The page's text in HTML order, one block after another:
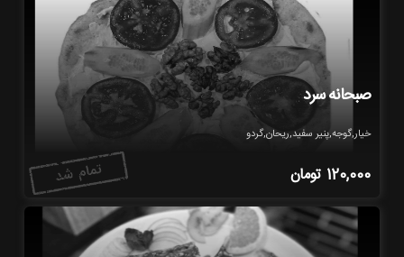
صبحانه سرد
خیار,گوجه,پنیر سفید,ریحان,گردو
120,000 تومان